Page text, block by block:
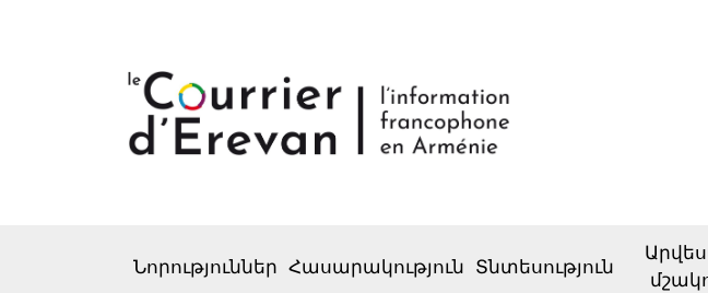
Նորություններ Հասարակություն Տնտեսություն